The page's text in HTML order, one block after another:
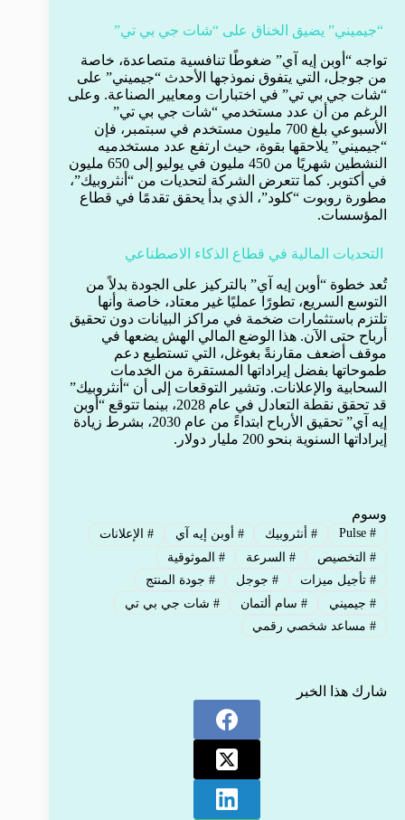
“جيميني” يضيق الخناق على “شات جي بي تي”
تواجه “أوبن إيه آي” ضغوطًا تنافسية متصاعدة، خاصة
من جوجل، التي يتفوق نموذجها الأحدث “جيميني” على
“شات جي بي تي” في اختبارات ومعايير الصناعة. وعلى
الرغم من أن عدد مستخدمي “شات جي بي تي”
الأسبوعي بلغ 700 مليون مستخدم في سبتمبر، فإن
“جيميني” يلاحقها بقوة، حيث ارتفع عدد مستخدميه
النشطين شهريًا من 450 مليون في يوليو إلى 650 مليون
في أكتوبر. كما تتعرض الشركة لتحديات من “أنثروبيك”،
مطورة روبوت “كلود”، الذي بدأ يحقق تقدمًا في قطاع
المؤسسات.
التحديات المالية في قطاع الذكاء الاصطناعي
تُعد خطوة “أوبن إيه آي” بالتركيز على الجودة بدلاً من
التوسع السريع، تطورًا عمليًا غير معتاد، خاصة وأنها
تلتزم باستثمارات ضخمة في مراكز البيانات دون تحقيق
أرباح حتى الآن. هذا الوضع المالي الهش يضعها في
موقف أضعف مقارنةً بغوغل، التي تستطيع دعم
طموحاتها بفضل إيراداتها المستقرة من الخدمات
السحابية والإعلانات. وتشير التوقعات إلى أن “أنثروبيك”
قد تحقق نقطة التعادل في عام 2028، بينما تتوقع “أوبن
إيه آي” تحقيق الأرباح ابتداءً من عام 2030، بشرط زيادة
إيراداتها السنوية بنحو 200 مليار دولار.
وسوم
#
Pulse
#أنثروبيك # أوبن إيه آي # الإعلانات
#التخصيص #السرعة # الموثوقية
#تأجيل ميزات #جوجل # جودة المنتج
#جيميني #سام ألتمان # شات جي بي تي
#مساعد شخصي رقمي
شارك هذا الخبر